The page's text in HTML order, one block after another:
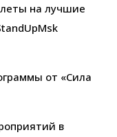
на лучшие
от «Сила
в